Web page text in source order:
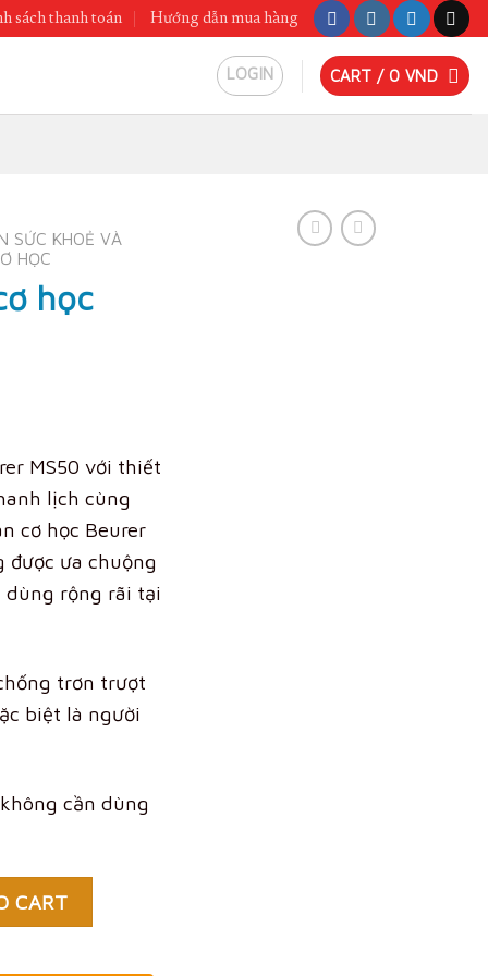
sách thanh toán Hướng dẫn mua hàng
LOGIN CART / 0 VND
SỨC KHOẺ VÀ
HỌC
học
MS50 với thiết
lịch cùng
cơ học Beurer
được ưa chuộng
dùng rộng rãi tại
trơn trượt
biệt là người
cần dùng
CART